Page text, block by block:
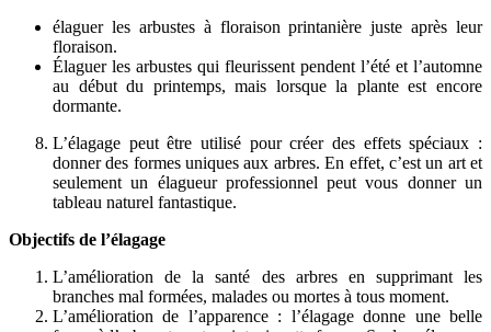
élaguer les arbustes à floraison printanière juste après leur
floraison.
Élaguer les arbustes qui fleurissent pendent l’été et l’automne
au début du printemps, mais lorsque la plante est encore
dormante.
L’élagage peut être utilisé pour créer des effets spéciaux :
donner des formes uniques aux arbres. En effet, c’est un art et
seulement un élagueur professionnel peut vous donner un
tableau naturel fantastique.
Objectifs de l’élagage
L’amélioration de la santé des arbres en supprimant les
branches mal formées, malades ou mortes à tous moment.
L’amélioration de l’apparence : l’élagage donne une belle